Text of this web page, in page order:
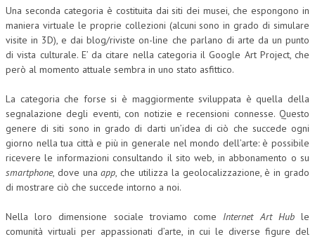
EUROPEA
COSTITUZIONALE
PENALE
NEWS
ARCHIVIO EVENTI (FINO AL 2022)
PUBBLICAZIONI
Una seconda categoria è costituita dai siti dei musei, che espongono in
maniera virtuale le proprie collezioni (alcuni sono in grado di simulare
visite in 3D), e dai blog/riviste on-line che parlano di arte da un punto
di vista culturale. E’ da citare nella categoria il Google Art Project, che
però al momento attuale sembra in uno stato asfittico.
La categoria che forse si è maggiormente sviluppata è quella della
segnalazione degli eventi, con notizie e recensioni connesse. Questo
genere di siti sono in grado di darti un’idea di ciò che succede ogni
giorno nella tua città e più in generale nel mondo dell’arte: è possibile
ricevere le informazioni consultando il sito web, in abbonamento o su
smartphone, dove unaapp, che utilizza la geolocalizzazione, è in grado
di mostrare ciò che succede intorno a noi.
Nella loro dimensione sociale troviamo come Internet Art Huble
comunità virtuali per appassionati d’arte, in cui le diverse figure del